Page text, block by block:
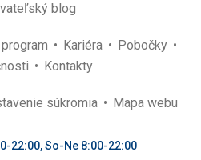
blog
Kariéra
Pobočky
Kontakty
súkromia Mapa webu
22:00, So-Ne 8:00-22:00